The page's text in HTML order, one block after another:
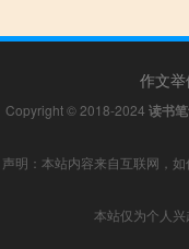
作文
Copyright © 2018-2024 读书
声明：本站内容来自互联网，
本站仅为个人